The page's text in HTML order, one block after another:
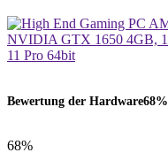
Bewertung der Hardware68%
68%